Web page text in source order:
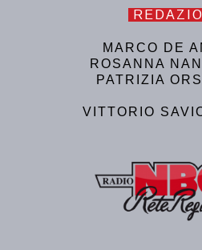
MARCO DE
ROSANNA
PATRIZIA
VITTORIO